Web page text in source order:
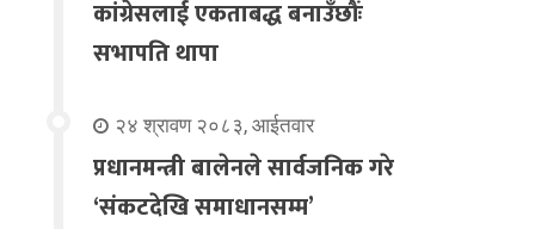
कांग्रेसलाई एकताबद्ध बनाउँछौंः
सभापति थापा
२४ श्रावण २०८३, आईतवार
प्रधानमन्त्री बालेनले सार्वजनिक गरे
‘संकटदेखि समाधानसम्म’